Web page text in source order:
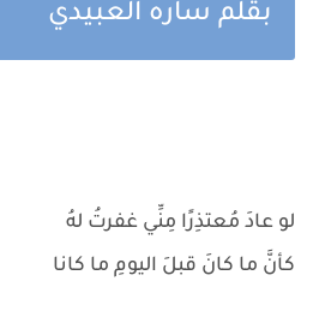
بقلم ساره العبيدي
‏لو عادَ مُعتذِرًا مِنِّي غفرتُ لهُ
كأنَّ ما كانَ قبلَ اليومِ ما كانا